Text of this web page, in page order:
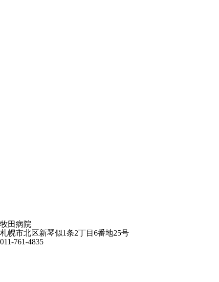
牧田病院
札幌市北区新琴似1条2丁目6番地25号
011-761-4835